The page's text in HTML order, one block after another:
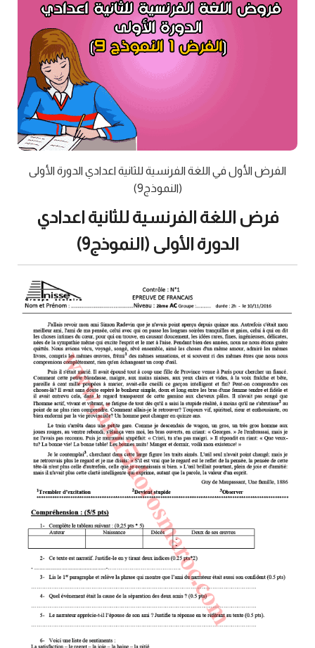
الفرض الأول في اللغة الفرنسية للثانية اعدادي الدورة الأولى
(النموذج9)
فرض اللغة الفرنسية للثانية اعدادي
الدورة الأولى (النموذج9)